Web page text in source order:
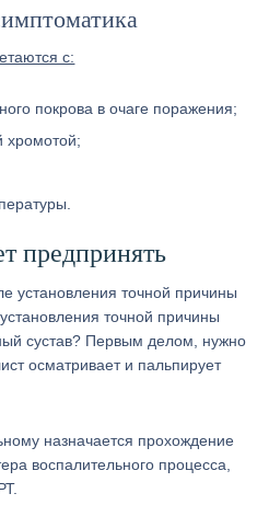
с:
покрова в очаге поражения;
хромотой;
предпринять
точной причины
сустав? Первым делом, нужно
осматривает и пальпирует
назначается прохождение
воспалительного процесса,